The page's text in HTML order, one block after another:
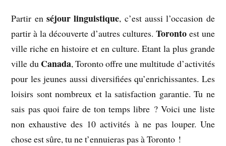
Partir enséjour linguistique, c’est aussi l’occasion de
partir à la découverte d’autres cultures. Torontoest une
ville riche en histoire et en culture. Etant la plus grande
ville du Canada, Toronto offre une multitude d’activités
pour les jeunes aussi diversifiées qu’enrichissantes. Les
loisirs sont nombreux et la satisfaction garantie. Tu ne
sais pas quoi faire de ton temps libre ? Voici une liste
non exhaustive des 10 activités à ne pas louper. Une
chose est sûre, tu ne t’ennuieras pas à Toronto !